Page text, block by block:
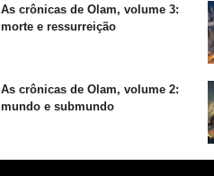
As crônicas de Olam, volume 3:
morte e ressurreição
As crônicas de Olam, volume 2:
mundo e submundo